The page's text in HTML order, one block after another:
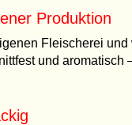
Produktion
Fleischerei
und